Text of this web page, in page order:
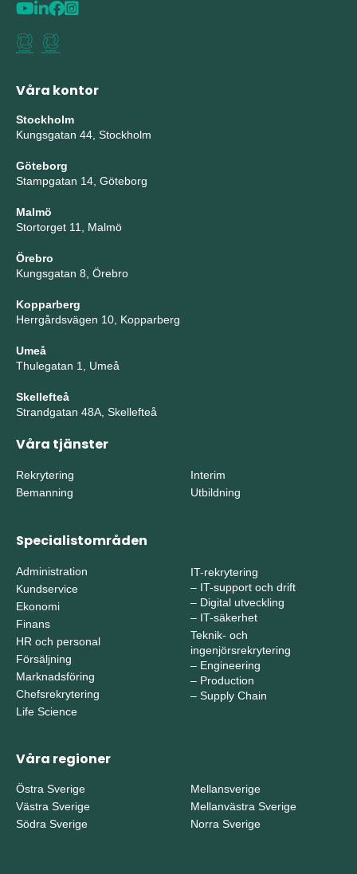
Våra kontor
Stockholm
Kungsgatan 44, Stockholm
Göteborg
Stampgatan 14, Göteborg
Malmö
Stortorget 11, Malmö
Örebro
Kungsgatan 8, Örebro
Kopparberg
Herrgårdsvägen 10, Kopparberg
Umeå
Thulegatan 1, Umeå
Skellefteå
Strandgatan 48A, Skellefteå
Våra tjänster
Rekrytering
Bemanning
Interim
Utbildning
Specialistområden
Administration
Kundservice
Ekonomi
Finans
HR och personal
Försäljning
Marknadsföring
Chefsrekrytering
Life Science
IT-rekrytering
– IT-support och drift
– Digital utveckling
– IT-säkerhet
Teknik- och
ingenjörsrekrytering
– Engineering
– Production
– Supply Chain
Våra regioner
Östra Sverige
Västra Sverige
Södra Sverige
Mellansverige
Mellanvästra Sverige
Norra Sverige